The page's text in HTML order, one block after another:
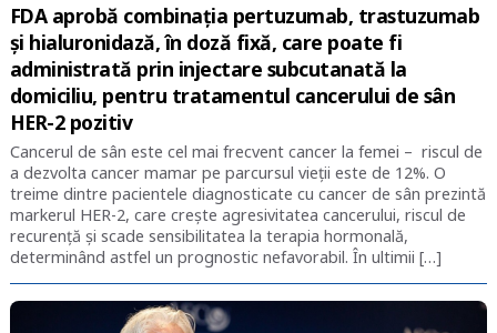
FDA aprobă combinația pertuzumab, trastuzumab
și hialuronidază, în doză fixă, care poate fi
administrată prin injectare subcutanată la
domiciliu, pentru tratamentul cancerului de sân
HER-2 pozitiv
Cancerul de sân este cel mai frecvent cancer la femei – riscul de
a dezvolta cancer mamar pe parcursul vieții este de 12%. O
treime dintre pacientele diagnosticate cu cancer de sân prezintă
markerul HER-2, care crește agresivitatea cancerului, riscul de
recurenţă şi scade sensibilitatea la terapia hormonală,
determinând astfel un prognostic nefavorabil. În ultimii […]